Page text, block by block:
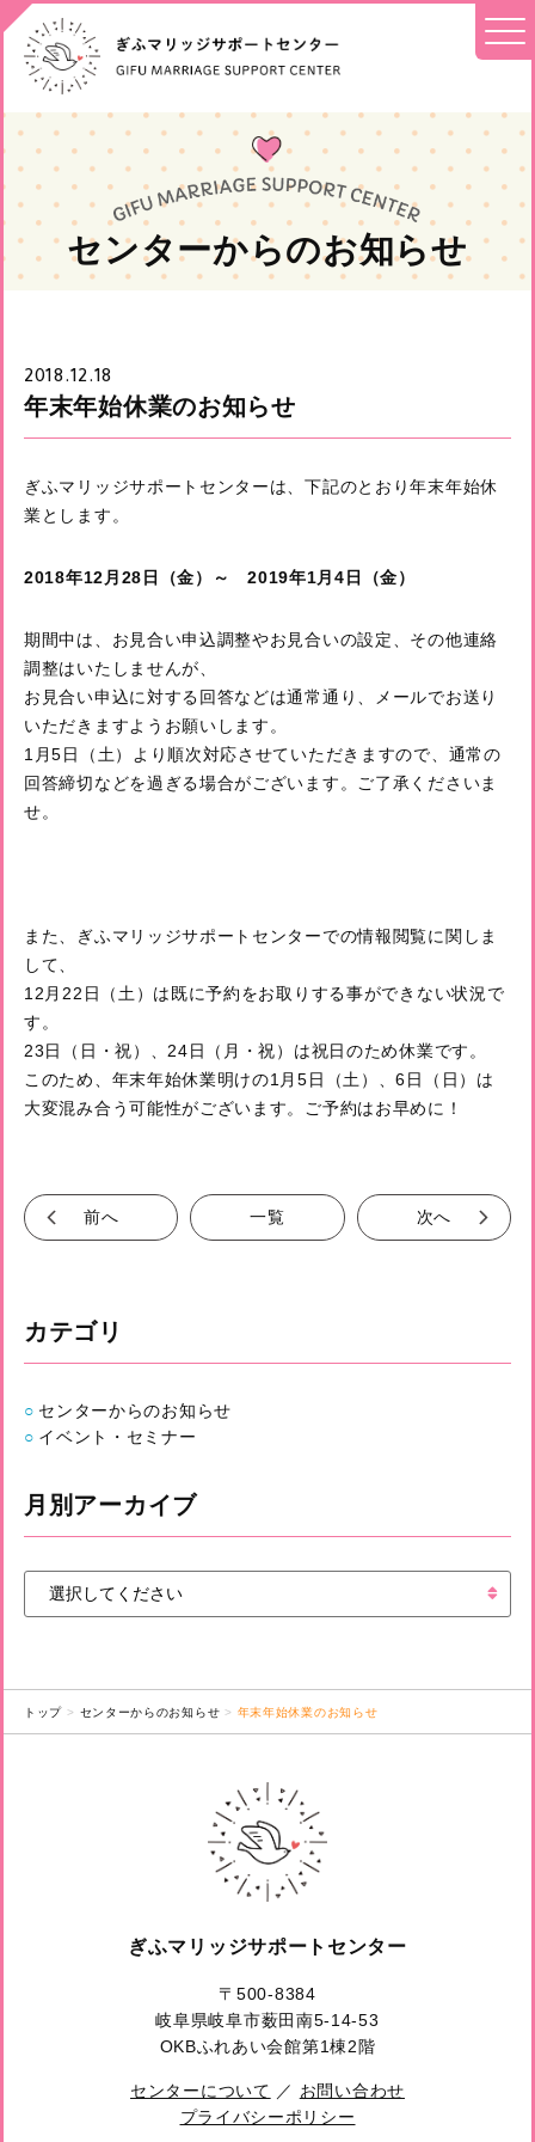
センターからのお知らせ
2018.12.18
年末年始休業のお知らせ
ぎふマリッジサポートセンターは、下記のとおり年末年始休
業とします。
2018年12月28日（金）～ 2019年1月4日（金）
期間中は、お見合い申込調整やお見合いの設定、その他連絡
調整はいたしませんが、
お見合い申込に対する回答などは通常通り、メールでお送り
いただきますようお願いします。
1月5日（土）より順次対応させていただきますので、通常の
回答締切などを過ぎる場合がございます。ご了承くださいま
せ。
また、ぎふマリッジサポートセンターでの情報閲覧に関しま
して、
12月22日（土）は既に予約をお取りする事ができない状況で
す。
23日（日・祝）、24日（月・祝）は祝日のため休業です。
このため、年末年始休業明けの1月5日（土）、6日（日）は
大変混み合う可能性がございます。ご予約はお早めに！
前へ 一覧 次へ
カテゴリ
センターからのお知らせ
イベント・セミナー
月別アーカイブ
トップ センターからのお知らせ 年末年始休業のお知らせ
ぎふマリッジサポートセンター
〒500-8384
岐阜県岐阜市薮田南5-14-53
OKBふれあい会館第1棟2階
センターについて ／ お問い合わせ
プライバシーポリシー